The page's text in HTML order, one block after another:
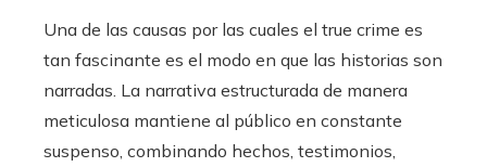
Una de las causas por las cuales el true crime es
tan fascinante es el modo en que las historias son
narradas. La narrativa estructurada de manera
meticulosa mantiene al público en constante
suspenso, combinando hechos, testimonios,